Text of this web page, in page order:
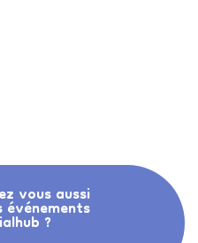
vous aussi
?